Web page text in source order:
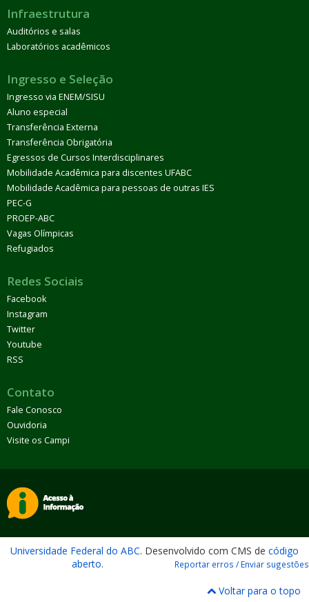
Infraestrutura
Auditórios e salas
Laboratórios acadêmicos
Ingresso e Seleção
Ingresso via ENEM/SISU
Aluno especial
Transferência Externa
Transferência Obrigatória
Egressos de Cursos Interdisciplinares
Mobilidade Acadêmica para discentes UFABC
Mobilidade Acadêmica para pessoas de outras IES
PEC-G
PROEP-ABC
Vagas Olímpicas
Refugiados
Redes Sociais
Facebook
Instagram
Twitter
Youtube
RSS
Contato
Fale Conosco
Ouvidoria
Visite os Campi
Universidade Federal do ABC. Desenvolvido com CMS de código
aberto. Reportar erros / Enviar sugestões
Voltar para o topo